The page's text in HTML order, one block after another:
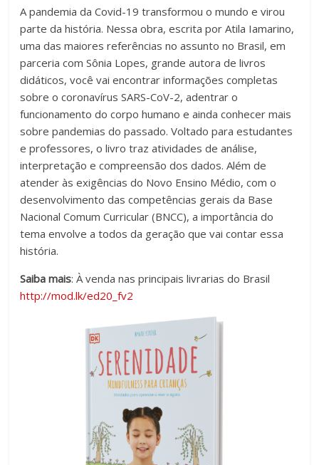
A pandemia da Covid-19 transformou o mundo e virou
parte da história. Nessa obra, escrita por Atila Iamarino,
uma das maiores referências no assunto no Brasil, em
parceria com Sônia Lopes, grande autora de livros
didáticos, você vai encontrar informações completas
sobre o coronavírus SARS-CoV-2, adentrar o
funcionamento do corpo humano e ainda conhecer mais
sobre pandemias do passado. Voltado para estudantes
e professores, o livro traz atividades de análise,
interpretação e compreensão dos dados. Além de
atender às exigências do Novo Ensino Médio, com o
desenvolvimento das competências gerais da Base
Nacional Comum Curricular (BNCC), a importância do
tema envolve a todos da geração que vai contar essa
história.
Saiba mais: À venda nas principais livrarias do Brasil
http://mod.lk/ed20_fv2